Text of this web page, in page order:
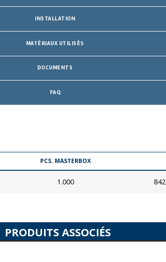
INSTALLATION
MATÉRIAUX UTILISÉS
DOCUMENTS
FAQ
PCS. MASTERBOX
1.000
PRODUITS ASSOCIÉS